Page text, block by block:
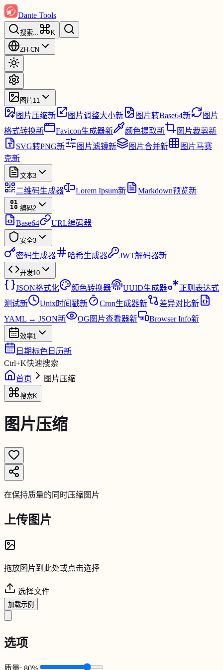
Dante Tools
搜索... K
ZH-CN
图片11
图片压缩新 图片调整大小新 图片转Base64新
图片
格式转换新 Favicon生成器新 颜色提取新 图片裁剪新
SVG转PNG新 图片滤镜新 图片合并新
图片马赛
克新
文本3
二维码生成器 Lorem Ipsum新 Markdown预览新
编码2
Base64 URL编码器
安全3
密码生成器 哈希生成器 JWT解码器新
开发10
JSON格式化 颜色转换器 UUID生成器
正则表达式
测试新 Unix时间戳新 Cron生成器新 差异对比新
YAML ↔ JSON新 OG图片查看器新 Browser Info新
效率1
日期标色日历新
Ctrl+K快速搜索
首页
图片压缩
搜索K
图片压缩
在保持质量的同时压缩图片
上传图片
拖放图片到此处或点击选择
选择文件
加载示例
选项
质量: 80%